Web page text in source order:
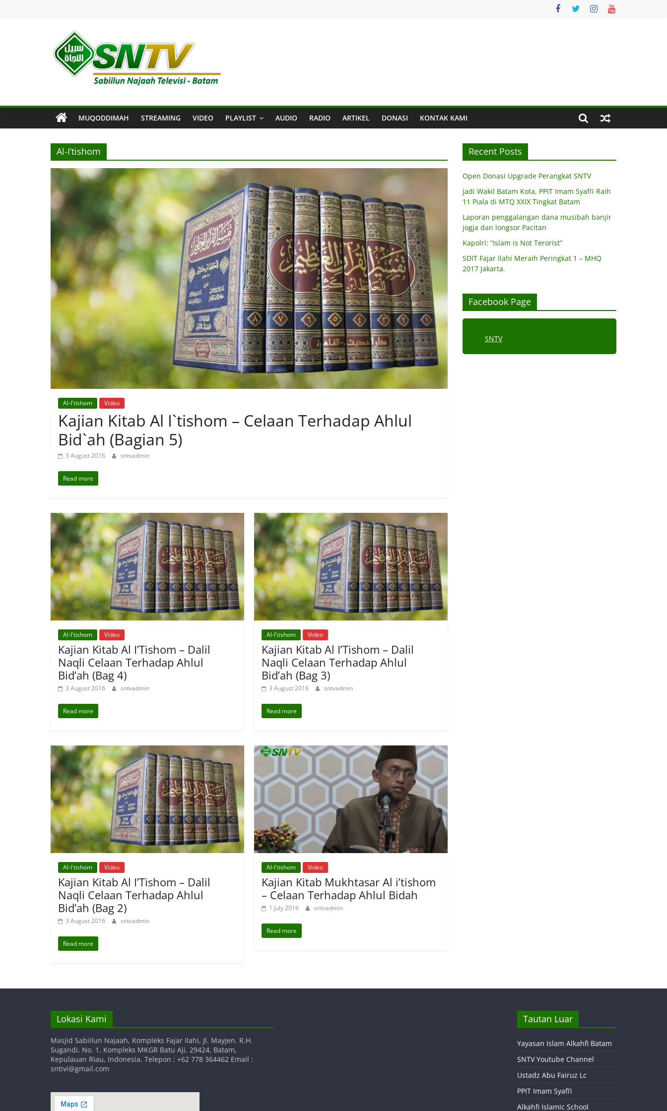
SNTV
Najaah
Televisi
–
Batam
MUQODDIMAH STREAMING VIDEO PLAYLIST AUDIO RADIO ARTIKEL DONASI KONTAK KAMI
Al-I’tishom
Al-I'tishom Video
Kajian Kitab Al I`tishom – Celaan Terhadap Ahlul
Bid`ah (Bagian 5)
3 August 2016 sntvadmin
Read more
Al-I'tishom Video
Kajian Kitab Al I’Tishom – Dalil
Naqli Celaan Terhadap Ahlul
Bid’ah (Bag 4)
3 August 2016 sntvadmin
Read more
Al-I'tishom Video
Kajian Kitab Al I’Tishom – Dalil
Naqli Celaan Terhadap Ahlul
Bid’ah (Bag 3)
3 August 2016 sntvadmin
Read more
Al-I'tishom Video
Kajian Kitab Al I’Tishom – Dalil
Naqli Celaan Terhadap Ahlul
Bid’ah (Bag 2)
3 August 2016 sntvadmin
Read more
Al-I'tishom Video
Kajian Kitab Mukhtasar Al i’tishom
– Celaan Terhadap Ahlul Bidah
1 July 2016 sntvadmin
Read more
Recent Posts
Open Donasi Upgrade Perangkat SNTV
Jadi Wakil Batam Kota, PPIT Imam Syafi’i Raih
11 Piala di MTQ XXIX Tingkat Batam
Laporan penggalangan dana musibah banjir
jogja dan longsor Pacitan
Kapolri: “Islam is Not Terorist”
SDIT Fajar Ilahi Meraih Peringkat 1 – MHQ
2017 Jakarta.
Facebook Page
SNTV
Lokasi Kami
Masjid Sabiilun Najaah, Kompleks Fajar Ilahi, Jl. Mayjen. R.H.
Sugandi, No. 1, Kompleks MKGR Batu Aji, 29424, Batam,
Kepulauan Riau, Indonesia. Telepon : +62 778 364462 Email :
sntivi@gmail.com
Tautan Luar
Yayasan Islam Alkahfi Batam
SNTV Youtube Channel
Ustadz Abu Fairuz Lc
PPIT Imam Syafi’i
Alkahfi Islamic School